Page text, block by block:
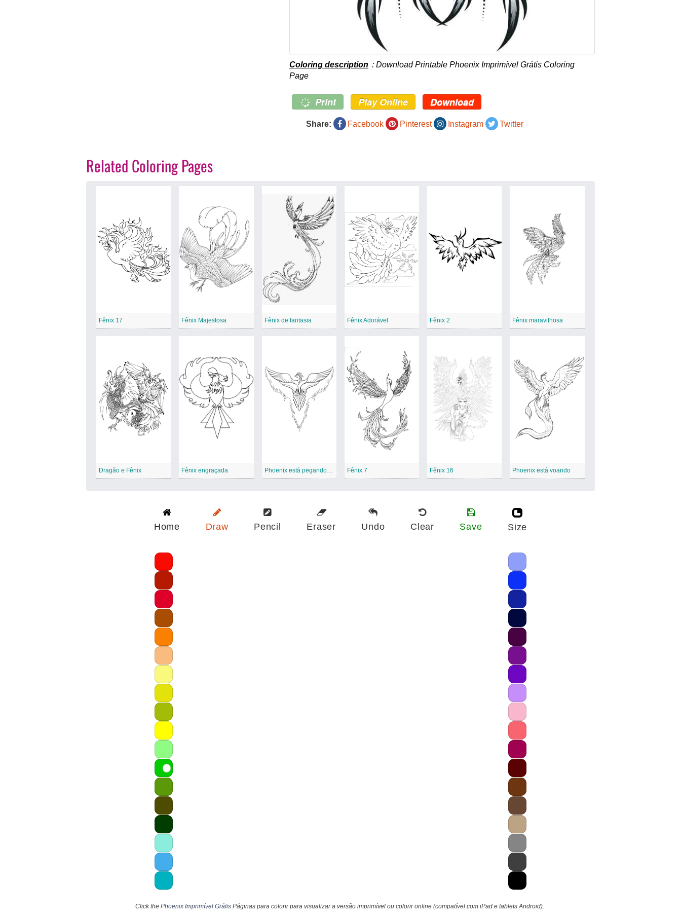
Coloring description : Download Printable Phoenix Imprimível Grátis Coloring
Page
Print Play Online Download
Share: Facebook Pinterest Instagram Twitter
Related Coloring Pages
Fênix 17 Fênix Majestosa Fênix de fantasia Fênix Adorável Fênix 2 Fênix maravilhosa
Dragão e Fênix Fênix engraçada Phoenix está pegando fogo Fênix 7 Fênix 16 Phoenix está voando
Home Draw Pencil Eraser Undo Clear Save Size
Click the Phoenix Imprimível Grátis Páginas para colorir para visualizar a versão imprimível ou colorir online (compatível com iPad e tablets Android).